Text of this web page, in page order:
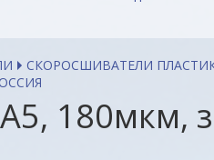
СКОРОСШИВАТЕЛИ
180мкм,